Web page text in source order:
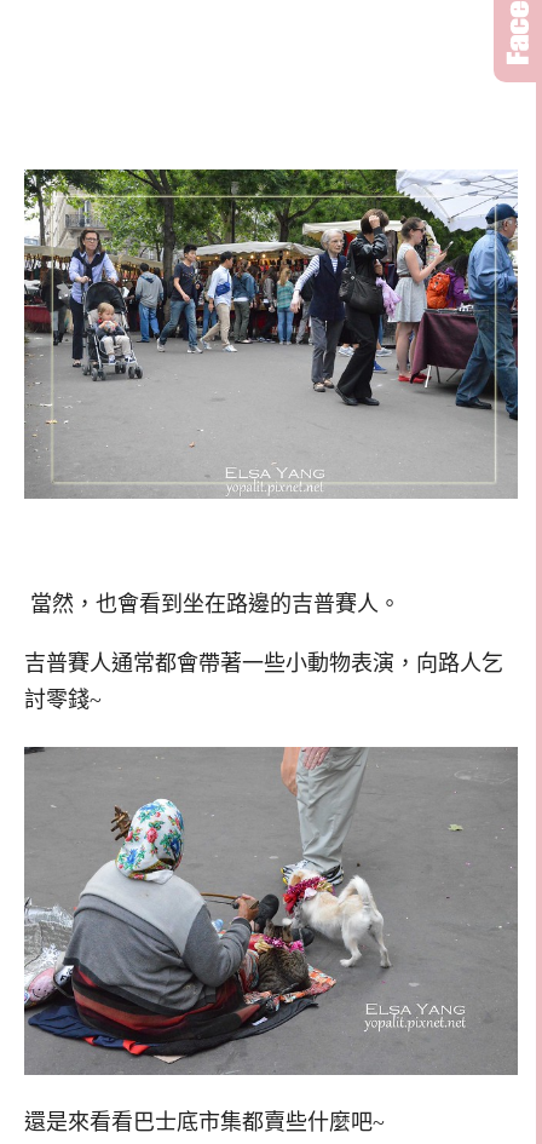
當然，也會看到坐在路邊的吉普賽人。
吉普賽人通常都會帶著一些小動物表演，向路人乞
討零錢~
還是來看看巴士底市集都賣些什麼吧~